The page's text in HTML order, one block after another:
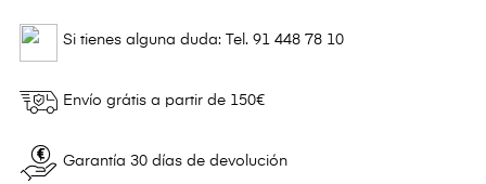
Si tienes alguna duda: Tel. 91 448 78 10
Envío grátis a partir de 150€
Garantía 30 días de devolución